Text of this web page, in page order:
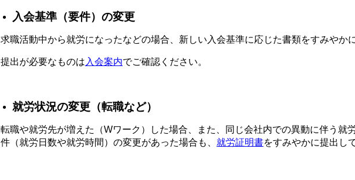
入会基準（要件）の変更
求職活動中から就労になったなどの場合、新しい入会基準に応じた書類をすみやか
提出が必要なものは 入会案内でご確認ください。
就労状況の変更（転職など）
転職や就労先が増えた（Wワーク）した場合、また、同じ会社内での異動に伴う就
件（就労日数や就労時間）の変更があった場合も、 就労証明書をすみやかに提出し